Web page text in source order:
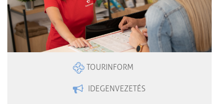
TOURINFORM
IDEGENVEZETÉS